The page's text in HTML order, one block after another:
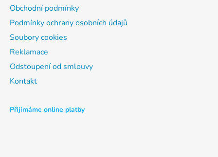
Obchodní podmínky
Podmínky ochrany osobních údajů
Soubory cookies
Reklamace
Odstoupení od smlouvy
Kontakt
Přijímáme online platby